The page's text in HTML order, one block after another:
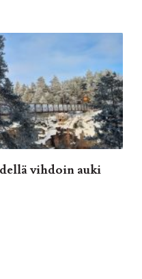
vihdoin auki